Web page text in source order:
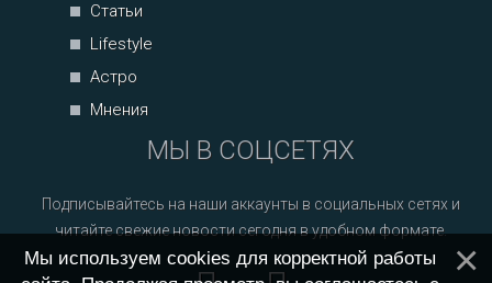
Статьи
Lifestyle
Астро
Мнения
МЫ В СОЦСЕТЯХ
Подписывайтесь на наши аккаунты в социальных сетях и
читайте свежие новости сегодня в удобном формате.
Мы используем cookies для корректной работы